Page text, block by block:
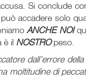
Si conclude
accadere solo
ANCHE NOI
è il NOSTROpeso.
dall’errore
moltitudine di